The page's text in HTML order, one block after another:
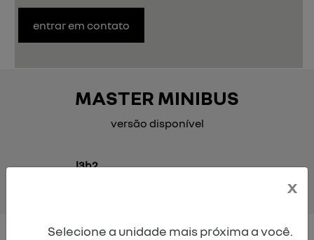
entrar em contato
MASTER MINIBUS
versão disponível
l3h2
x
Selecione a unidade mais próxima a você.